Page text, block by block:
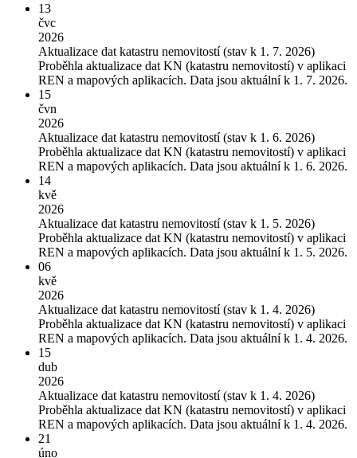
13
čvc
2026
Aktualizace dat katastru nemovitostí (stav k 1. 7. 2026)
Proběhla aktualizace dat KN (katastru nemovitostí) v aplikaci
REN a mapových aplikacích. Data jsou aktuální k 1. 7. 2026.
15
čvn
2026
Aktualizace dat katastru nemovitostí (stav k 1. 6. 2026)
Proběhla aktualizace dat KN (katastru nemovitostí) v aplikaci
REN a mapových aplikacích. Data jsou aktuální k 1. 6. 2026.
14
kvě
2026
Aktualizace dat katastru nemovitostí (stav k 1. 5. 2026)
Proběhla aktualizace dat KN (katastru nemovitostí) v aplikaci
REN a mapových aplikacích. Data jsou aktuální k 1. 5. 2026.
06
kvě
2026
Aktualizace dat katastru nemovitostí (stav k 1. 4. 2026)
Proběhla aktualizace dat KN (katastru nemovitostí) v aplikaci
REN a mapových aplikacích. Data jsou aktuální k 1. 4. 2026.
15
dub
2026
Aktualizace dat katastru nemovitostí (stav k 1. 4. 2026)
Proběhla aktualizace dat KN (katastru nemovitostí) v aplikaci
REN a mapových aplikacích. Data jsou aktuální k 1. 4. 2026.
21
úno